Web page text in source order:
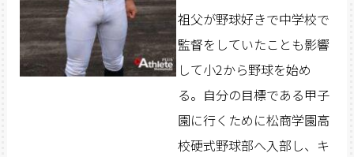
祖父が野球好きで中学校で
監督をしていたことも影響
して小2から野球を始め
る。自分の目標である甲子
園に行くために松商学園高
校硬式野球部へ入部し、キ